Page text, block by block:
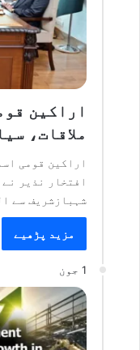
اراکین
ملاقات،
اراکین قومی
افتخار نذیر
شہبازشریف سے
مزید پڑھیے
1 جون